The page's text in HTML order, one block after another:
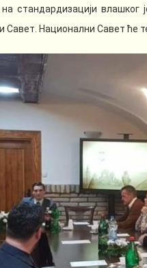
стандардизацији влашког
Савет. Национални Савет ће